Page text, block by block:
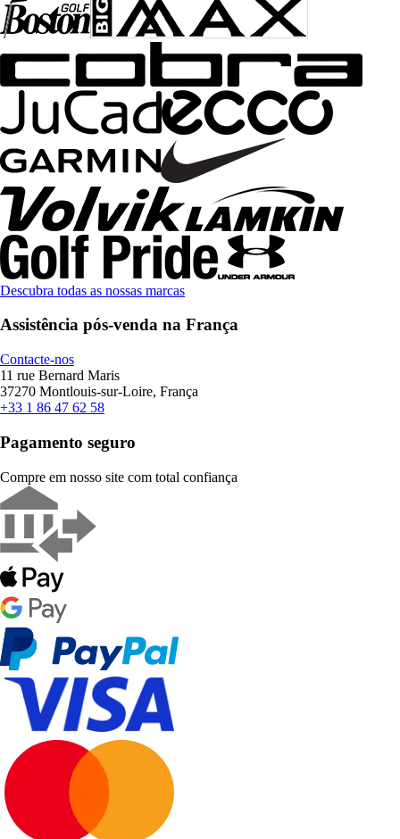
Descubra todas as nossas marcas
Assistência pós-venda na França
Contacte-nos
11 rue Bernard Maris
37270 Montlouis-sur-Loire, França
+33 1 86 47 62 58
Pagamento seguro
Compre em nosso site com total confiança